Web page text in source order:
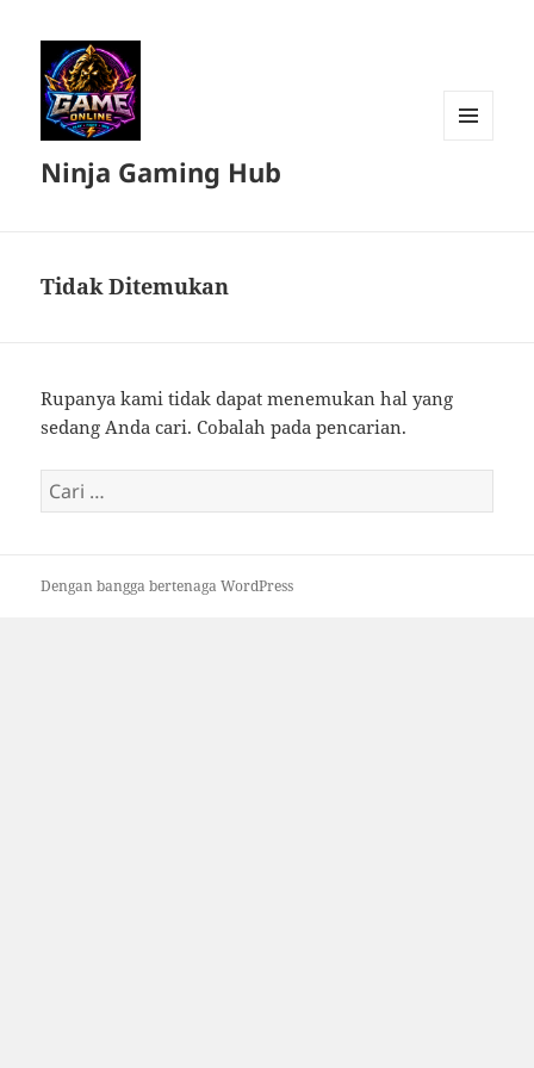
Ninja Gaming Hub
Tidak Ditemukan
Rupanya kami tidak dapat menemukan hal yang
sedang Anda cari. Cobalah pada pencarian.
Cari
untuk:
Dengan bangga bertenaga WordPress